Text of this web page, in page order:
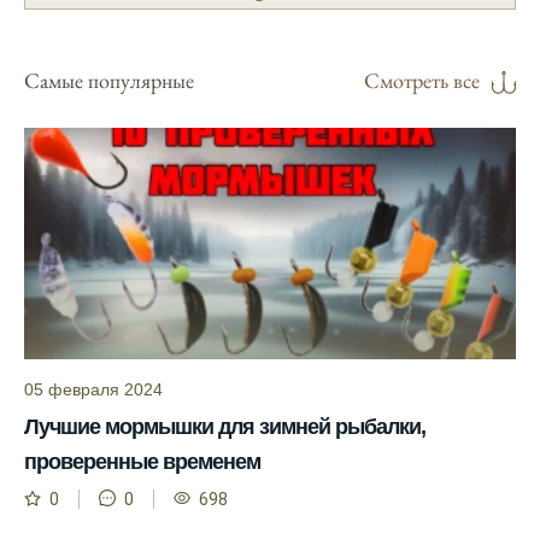
надежным.
сайте и всегда знаю, когда лучше всего
Подробный прогноз клева помогает мне
выбирать лучшие дни для рыбалки в
Москве и области.
С приложением можно получить прогноз
клева на ближайшие сутки.
Узнайте, какие факторы влияют на
активность рыбы и как их учитывать в
прогнозе клева.
Прогноз клева учитывает изменения
температуры воды, что делает его более
точным.
Самые популярные Смотреть все
05 февраля 2024
Лучшие мормышки для зимней рыбалки,
проверенные временем
0 0 698